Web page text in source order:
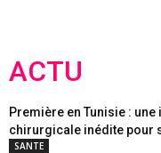
ACTU
Première en Tunisie : une
chirurgicale inédite pour
SANTE